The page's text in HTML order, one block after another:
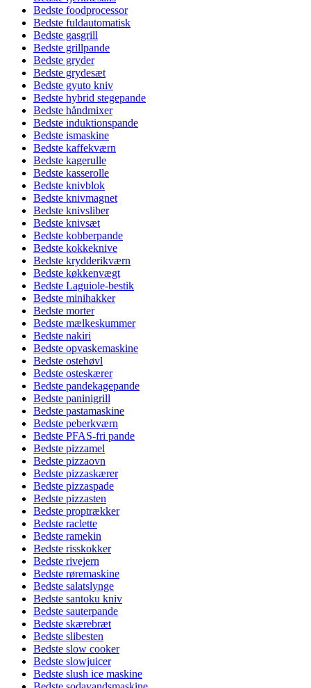
Bedste foodprocessor
Bedste fuldautomatisk
Bedste gasgrill
Bedste grillpande
Bedste gryder
Bedste grydesæt
Bedste gyuto kniv
Bedste hybrid stegepande
Bedste håndmixer
Bedste induktionspande
Bedste ismaskine
Bedste kaffekværn
Bedste kagerulle
Bedste kasserolle
Bedste knivblok
Bedste knivmagnet
Bedste knivsliber
Bedste knivsæt
Bedste kobberpande
Bedste kokkeknive
Bedste krydderikværn
Bedste køkkenvægt
Bedste Laguiole-bestik
Bedste minihakker
Bedste morter
Bedste mælkeskummer
Bedste nakiri
Bedste opvaskemaskine
Bedste ostehøvl
Bedste osteskærer
Bedste pandekagepande
Bedste paninigrill
Bedste pastamaskine
Bedste peberkværn
Bedste PFAS-fri pande
Bedste pizzamel
Bedste pizzaovn
Bedste pizzaskærer
Bedste pizzaspade
Bedste pizzasten
Bedste proptrækker
Bedste raclette
Bedste ramekin
Bedste risskokker
Bedste rivejern
Bedste røremaskine
Bedste salatslynge
Bedste santoku kniv
Bedste sauterpande
Bedste skærebræt
Bedste slibesten
Bedste slow cooker
Bedste slowjuicer
Bedste slush ice maskine